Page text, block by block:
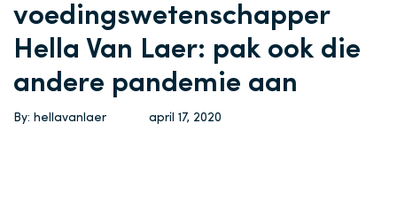
voedingswetenschapper
Hella Van Laer: pak ook die
andere pandemie aan
By: hellavanlaer april 17, 2020